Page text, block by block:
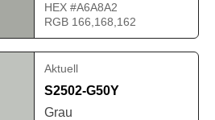
HEX #A6A8A2
RGB 166,168,162
Aktuell
S2502-G50Y
Grau